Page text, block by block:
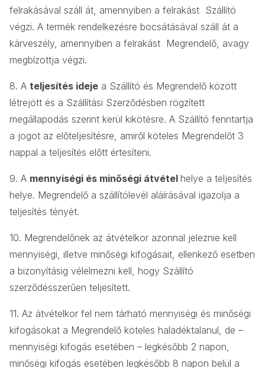
felrakásával száll át, amennyiben a felrakást Szállító
végzi. A termék rendelkezésre bocsátásával száll át a
kárveszély, amennyiben a felrakást Megrendelő, avagy
megbízottja végzi.
8. A teljesítés ideje a Szállító és Megrendelő között
létrejött és a Szállítási Szerződésben rögzített
megállapodás szerint kerül kikötésre. A Szállító fenntartja
a jogot az előteljesítésre, amiről köteles Megrendelőt 3
nappal a teljesítés előtt értesíteni.
9. A mennyiségi és minőségi átvétel helye a teljesítés
helye. Megrendelő a szállítólevél aláírásával igazolja a
teljesítés tényét.
10. Megrendelőnek az átvételkor azonnal jeleznie kell
mennyiségi, illetve minőségi kifogásait, ellenkező esetben
a bizonyításig vélelmezni kell, hogy Szállító
szerződésszerűen teljesített.
11. Az átvételkor fel nem tárható mennyiségi és minőségi
kifogásokat a Megrendelő köteles haladéktalanul, de –
mennyiségi kifogás esetében – legkésőbb 2 napon,
minőségi kifogás esetében legkésőbb 8 napon belül a